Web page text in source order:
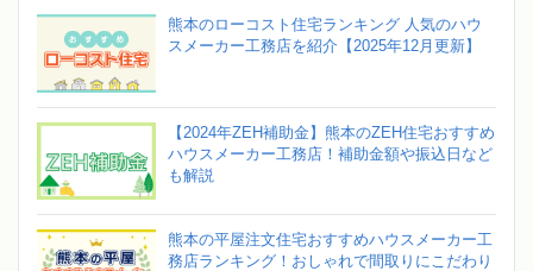
熊本のローコスト住宅ランキング 人気のハウ
スメーカー工務店を紹介【2025年12月更新】
【2024年ZEH補助金】熊本のZEH住宅おすすめ
ハウスメーカー工務店！補助金額や振込日など
も解説
熊本の平屋注文住宅おすすめハウスメーカー工
務店ランキング！おしゃれで間取りにこだわり